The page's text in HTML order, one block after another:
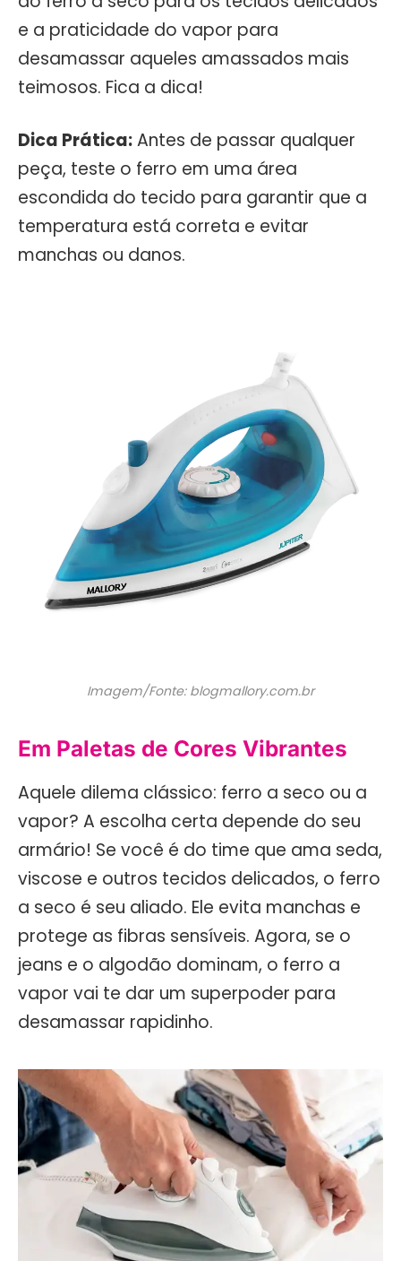
e a praticidade do vapor para
desamassar aqueles amassados mais
teimosos. Fica a dica!
Dica Prática:Antes de passar qualquer
peça, teste o ferro em uma área
escondida do tecido para garantir que a
temperatura está correta e evitar
manchas ou danos.
Imagem/Fonte: blogmallory.com.br
Em Paletas de Cores Vibrantes
Aquele dilema clássico: ferro a seco ou a
vapor? A escolha certa depende do seu
armário! Se você é do time que ama seda,
viscose e outros tecidos delicados, o ferro
a seco é seu aliado. Ele evita manchas e
protege as fibras sensíveis. Agora, se o
jeans e o algodão dominam, o ferro a
vapor vai te dar um superpoder para
desamassar rapidinho.